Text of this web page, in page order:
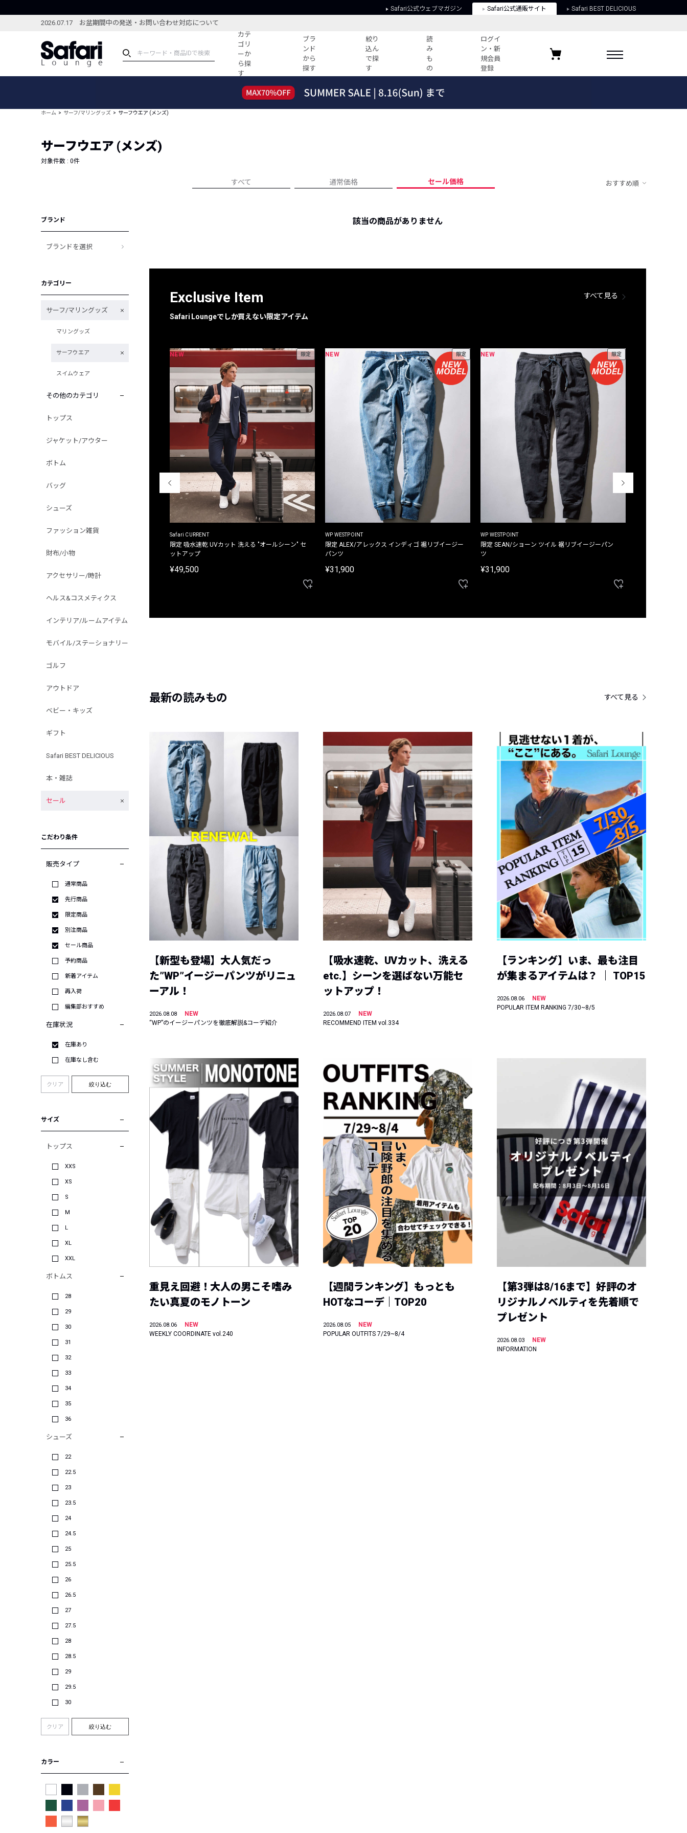
Safari公式ウェブマガジン Safari公式通販サイト Safari BEST DELICIOUS
2026.07.17 お盆期間中の発送・お問い合わせ対応について
カテ
ゴリ
ーか
ら探
す
ブラ
ンド
から
探す
絞り
込ん
で探
す
読
み
も
の
ログイ
ン・新
規会員
登録
ブランドから探す
新着アイテム
編集部のおすすめアイテム
特集記事
すべての記事
人気記事ランキング
フォーカスブランド
プライバシーポリシー
お気に入りブランド
ホーム サーフ/マリングッズ サーフウエア (メンズ)
サーフウエア (メンズ)
対象件数 : 0件
すべて 通常価格 セール価格 おすすめ順
ブランド
ブランドを選択
カテゴリー
サーフ/マリングッズ
マリングッズ
サーフウエア
スイムウェア
その他のカテゴリ
トップス
ジャケット/アウター
ボトム
バッグ
シューズ
ファッション雑貨
財布/小物
アクセサリー/時計
ヘルス&コスメティクス
インテリア/ルームアイテム
モバイル/ステーショナリー
ゴルフ
アウトドア
ベビー・キッズ
ギフト
Safari BEST DELICIOUS
本・雑誌
セール
こだわり条件
販売タイプ
通常商品
先行商品
限定商品
別注商品
セール商品
予約商品
新着アイテム
再入荷
編集部おすすめ
在庫状況
在庫あり
在庫なし含む
クリア 絞り込む
サイズ
トップス
XXS
XS
S
M
L
XL
XXL
ボトムス
28
29
30
31
32
33
34
35
36
シューズ
22
22.5
23
23.5
24
24.5
25
25.5
26
26.5
27
27.5
28
28.5
29
29.5
30
クリア 絞り込む
カラー
該当の商品がありません
Exclusive Item
Safari Loungeでしか買えない限定アイテム
すべて見る
NEW 限定
Safari CURRENT
限定 吸水速乾 UVカット 洗える "オールシーン" セ
ットアップ
¥49,500
NEW 限定
WP WESTPOINT
限定 ALEX/アレックス インディゴ 裾リブイージー
パンツ
¥31,900
NEW 限定
WP WESTPOINT
限定 SEAN/ショーン ツイル 裾リブイージーパン
ツ
¥31,900
最新の読みもの すべて見る
【新型も登場】大人気だっ
た”WP”イージーパンツがリニュ
ーアル！
2026.08.08
NEW
“WP”のイージーパンツを徹底解説&コーデ紹介
【吸水速乾、UVカット、洗える
etc.】シーンを選ばない万能セ
ットアップ！
2026.08.07
NEW
RECOMMEND ITEM vol.334
【ランキング】いま、最も注目
が集まるアイテムは？ ｜ TOP15
2026.08.06
NEW
POPULAR ITEM RANKING 7/30~8/5
重見え回避！大人の男こそ嗜み
たい真夏のモノトーン
2026.08.06
NEW
WEEKLY COORDINATE vol.240
【週間ランキング】もっとも
HOTなコーデ｜TOP20
2026.08.05
NEW
POPULAR OUTFITS 7/29~8/4
【第3弾は8/16まで】好評のオ
リジナルノベルティを先着順で
プレゼント
2026.08.03
NEW
INFORMATION